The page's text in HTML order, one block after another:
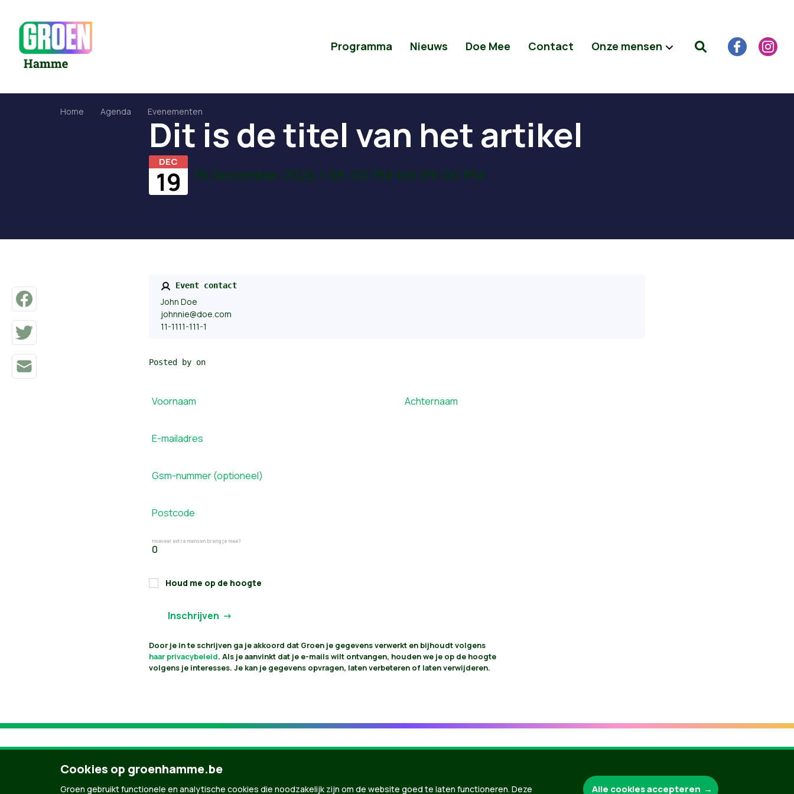
Programma Nieuws Doe Mee Contact Onze mensen
Home Agenda Evenementen
Dit is de titel van het artikel
DEC
19 19 December 2022 / 06:00 PM tot 09:00 PM
Event contact
John Doe
johnnie@doe.com
11-1111-111-1
Posted by on
Voornaam Achternaam
E-mailadres
Gsm-nummer (optioneel)
Postcode
Hoeveel extra mensen breng je mee?
Houd me op de hoogte
Door je in te schrijven ga je akkoord dat Groen je gegevens verwerkt en bijhoudt volgens
haar privacybeleid. Als je aanvinkt dat je e-mails wilt ontvangen, houden we je op de hoogte
volgens je interesses. Je kan je gegevens opvragen, laten verbeteren of laten verwijderen.
Groen.be
Cookies op groenhamme.be
Groen gebruikt functionele en analytische cookies die noodzakelijk zijn om de website goed te laten functioneren. Deze Alle cookies accepteren